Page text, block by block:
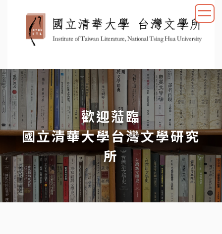
容
區
歡迎蒞臨
國立清華大學台灣文學研究
所